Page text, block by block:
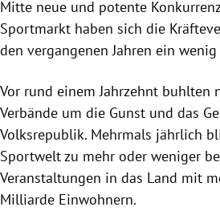
Mitte neue und potente
Sportmarkt haben sich die
den vergangenen Jahren ein
Vor rund einem Jahrzehnt buhlten
Verbände um die Gunst und das
Volksrepublik. Mehrmals jährlich
Sportwelt zu mehr oder weniger
Veranstaltungen in das Land mit
Milliarde Einwohnern.